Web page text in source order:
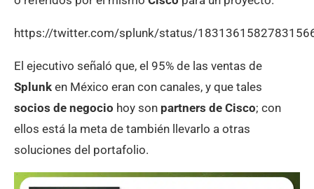
https://twitter.com/splunk/status/
El ejecutivo señaló que, el 95% de las ventas de
Splunk en México eran con canales, y que tales
socios de negocio hoy son partners de Cisco; con
ellos está la meta de también llevarlo a otras
soluciones del portafolio.